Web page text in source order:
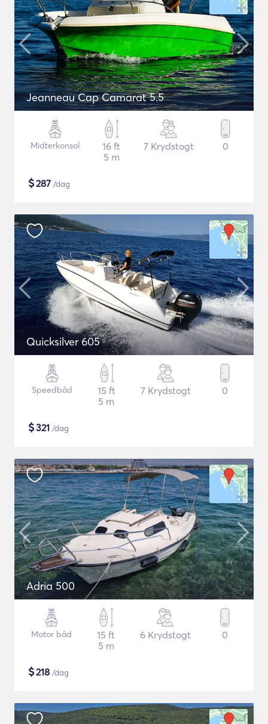
Jeanneau Cap Camarat 5.5
Midterkonsol
16 ft
5 m
7 Krydstogt 0
$287 /dag
Quicksilver 605
Speedbåd
15 ft
5 m
7 Krydstogt 0
$321 /dag
Adria 500
Motor båd
15 ft
5 m
6 Krydstogt 0
$218 /dag